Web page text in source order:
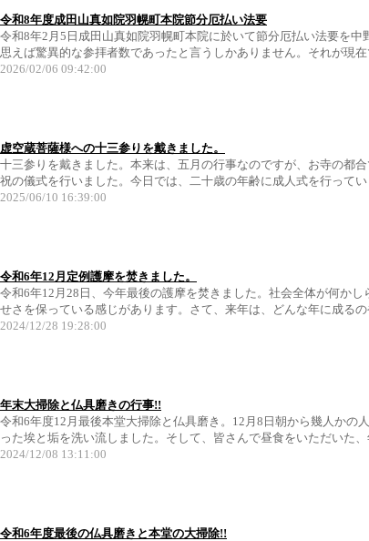
令和8年度成田山真如院羽幌町本院節分厄払い法要
令和8年2月5日成田山真如院羽幌町本院に於いて節分厄払い法要を
思えば驚異的な参拝者数であったと言うしかありません。それが現
2026/02/06 09:42:00
虚空蔵菩薩様への十三参りを戴きました。
十三参りを戴きました。本来は、五月の行事なのですが、お寺の都
祝の儀式を行いました。今日では、二十歳の年齢に成人式を行って
2025/06/10 16:39:00
令和6年12月定例護摩を焚きました。
令和6年12月28日、今年最後の護摩を焚きました。社会全体が何か
せさを保っている感じがあります。さて、来年は、どんな年に成る
2024/12/28 19:28:00
年末大掃除と仏具磨きの行事!!
令和6年度12月最後本堂大掃除と仏具磨き。12月8日朝から幾人かの
った埃と垢を洗い流しました。そして、皆さんで昼食をいただいた
2024/12/08 13:11:00
令和6年度最後の仏具磨きと本堂の大掃除!!